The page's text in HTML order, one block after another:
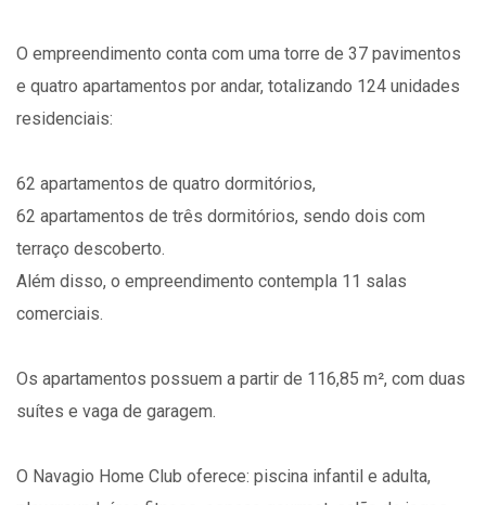
O empreendimento conta com uma torre de 37 pavimentos
e quatro apartamentos por andar, totalizando 124 unidades
residenciais:
62 apartamentos de quatro dormitórios,
62 apartamentos de três dormitórios, sendo dois com
terraço descoberto.
Além disso, o empreendimento contempla 11 salas
comerciais.
Os apartamentos possuem a partir de 116,85 m², com duas
suítes e vaga de garagem.
O Navagio Home Club oferece: piscina infantil e adulta,